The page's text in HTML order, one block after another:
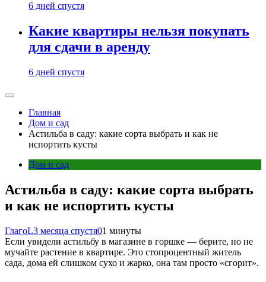
6 дней спустя
Какие квартиры нельзя покупать
для сдачи в аренду
6 дней спустя
Главная
Дом и сад
Астильба в саду: какие сорта выбрать и как не
испортить кусты
Дом и сад
Астильба в саду: какие сорта выбрать
и как не испортить кусты
ГлагоL3 месяца спустя01 минуты
Если увидели астильбу в магазине в горшке — берите, но не
мучайте растение в квартире. Это стопроцентный житель
сада, дома ей слишком сухо и жарко, она там просто «сгорит».